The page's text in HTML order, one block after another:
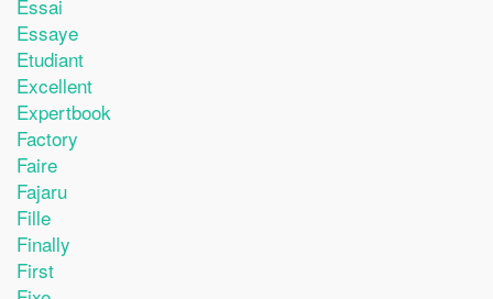
Essai
Essaye
Etudiant
Excellent
Expertbook
Factory
Faire
Fajaru
Fille
Finally
First